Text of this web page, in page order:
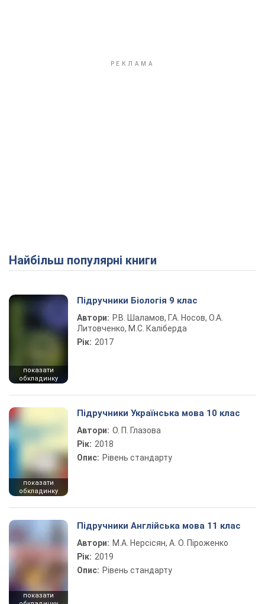
Найбільш популярні книги
показати
обкладинку
Підручники Біологія 9 клас
Автори: Р.В. Шаламов, Г.А. Носов, О.А.
Литовченко, М.С. Каліберда
Рік: 2017
показати
обкладинку
Підручники Українська мова 10 клас
Автори: О. П. Глазова
Рік: 2018
Опис: Рівень стандарту
показати
Підручники Англійська мова 11 клас
Автори: М.А. Нерсісян, А. О. Піроженко
Рік: 2019
Опис: Рівень стандарту